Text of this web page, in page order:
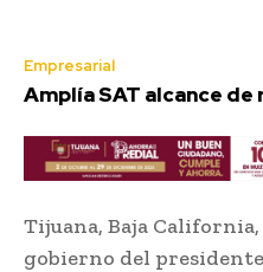
Empresarial
Amplía SAT alcance
Tijuana, Baja California,
gobierno del